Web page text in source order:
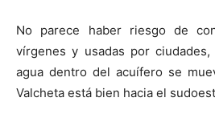
No parece haber riesgo de
vírgenes y usadas por
agua dentro del acuífero se
Valcheta está bien hacia el